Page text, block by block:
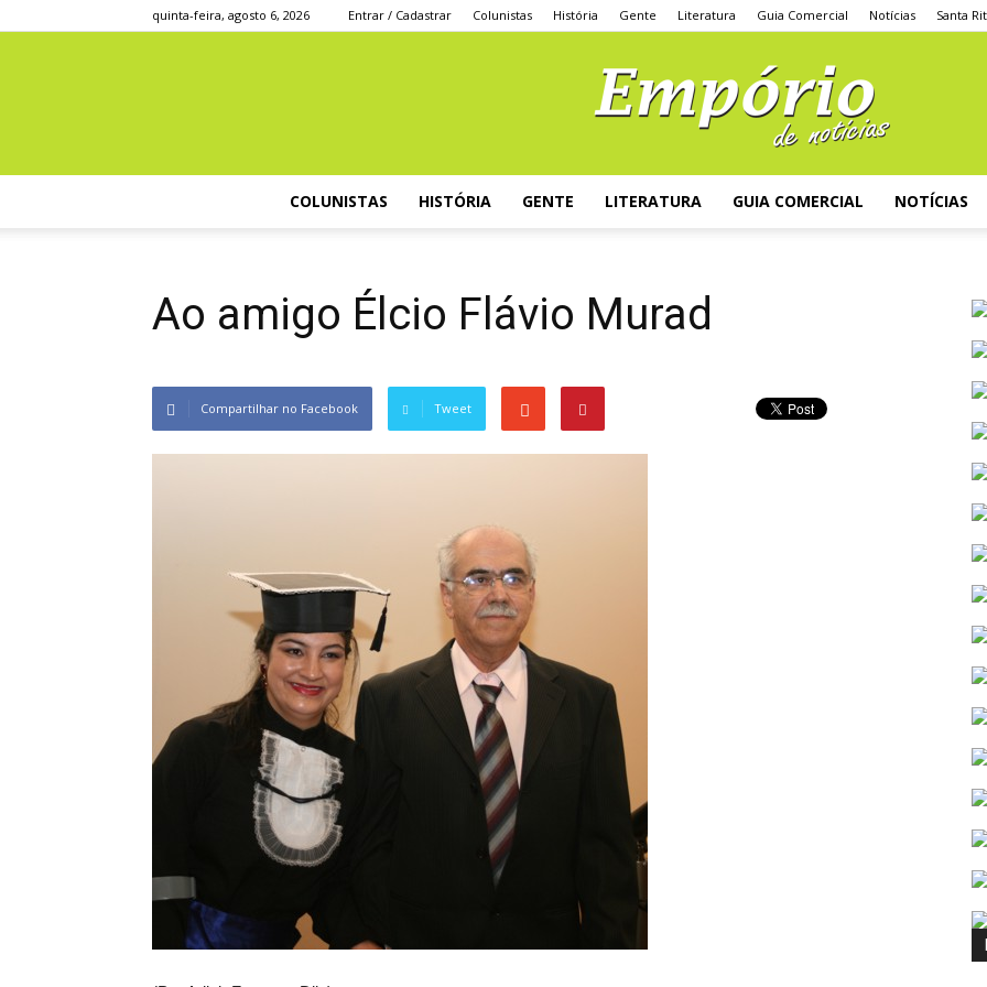
quinta-feira, agosto 6, 2026 Entrar / Cadastrar Colunistas História Gente Literatura Guia Comercial Notícias Santa
COLUNISTAS HISTÓRIA GENTE LITERATURA GUIA COMERCIAL NOTÍCIAS
Ao amigo Élcio Flávio Murad
Compartilhar no Facebook Tweet